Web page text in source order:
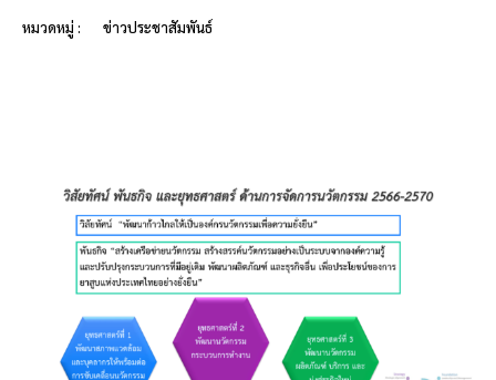
หมวดหมู่ : ข่าวประชาสัมพันธ์